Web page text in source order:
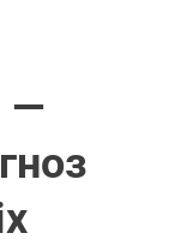
—